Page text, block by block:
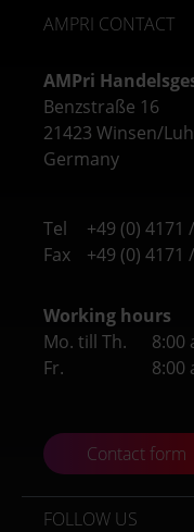
AMPRI CONTACT
AMPri
Benzstraße 16
21423 Winsen/
Germany
Tel
+49 (0) 4171
Fax
+49 (0) 4171
Working hours
Mo. till Th.
8:00
Fr.
8:00
Contact form
FOLLOW US